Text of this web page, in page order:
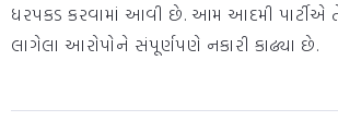
ધરપકડ કરવામાં આવી છે. આમ આદમી પાર્ટીએ
લાગેલા આરોપોને સંપૂર્ણપણે નકારી કાઢ્યા છે.